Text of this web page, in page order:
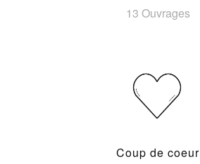
13 Ouvrages
Coup de coeur